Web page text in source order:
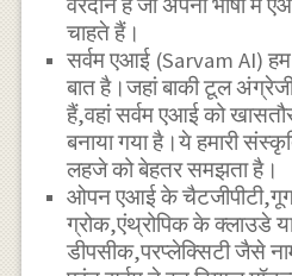
चाहते हैं।
सर्वम एआई (Sarvam AI) हम
बात है।जहां बाकी टूल
हैं,वहां सर्वम एआई को
बनाया गया है।ये हमारी
लहजे को बेहतर समझता है।
ओपन एआई के
ग्रोक,एंथ्रोपिक के क्लाउडे
डीपसीक,परप्लेक्सिटी जैसे